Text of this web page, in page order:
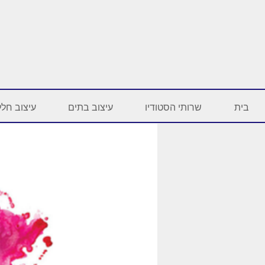
בית שרותי הסטודיו עיצוב בתים עיצוב